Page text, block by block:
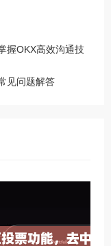
握OKX高效沟通技
见问题解答